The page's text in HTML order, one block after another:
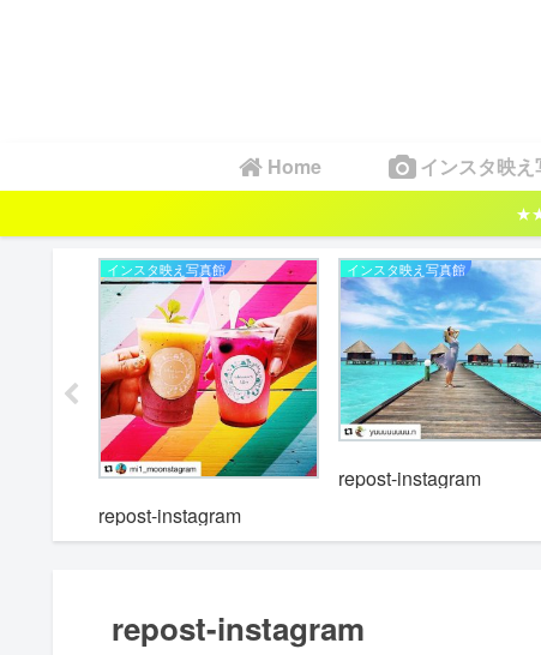
Home インスタ映え
インスタ映え写真館
repost-instagram
インスタ映え写真館
repost-instagram